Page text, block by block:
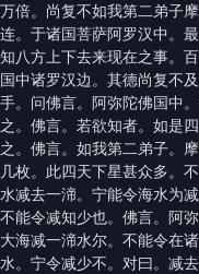
万倍。尚复不如我第二弟子
连。于诸国菩萨阿罗汉中。
知八方上下去来现在之事。
国中诸罗汉边。其德尚复不
手。问佛言。阿弥陀佛国中
之。佛言。若欲知者。如是
之。佛言。如我第二弟子。
几枚。此四天下星甚众多。
水减去一渧。宁能令海水为
不能令减知少也。佛言。阿
大海减一渧水尔。不能令在
水。宁令减少不。对曰。减